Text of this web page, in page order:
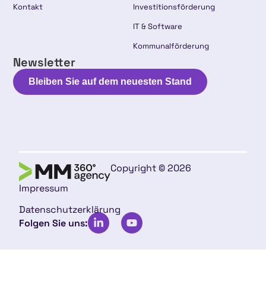
Kontakt
Investitionsförderung
IT & Software
Kommunalförderung
Newsletter
Bleiben Sie auf dem neuesten Stand
Copyright © 2026
Impressum
Datenschutzerklärung
Folgen Sie uns: